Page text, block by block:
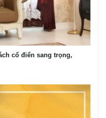
cổ điển sang trọng,